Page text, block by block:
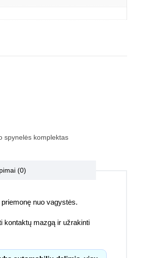
spynelės komplektas
(0)
nuo vagystės.
kontaktų mazgą ir užrakinti